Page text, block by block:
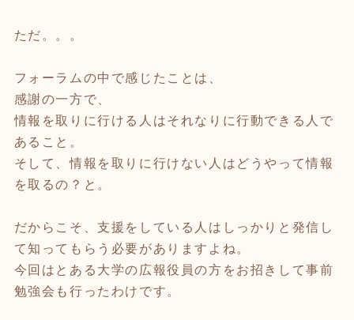
ただ。。。
フォーラムの中で感じたことは、
感謝の一方で、
情報を取りに行ける人はそれなりに行動できる人で
あること。
そして、情報を取りに行けない人はどうやって情報
を取るの？と。
だからこそ、支援をしている人はしっかりと発信し
て知ってもらう必要がありますよね。
今回はとある大学の広報役員の方をお招きして事前
勉強会も行ったわけです。